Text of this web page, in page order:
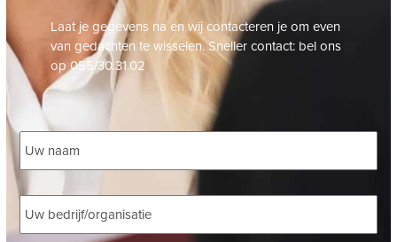
Laat je gegevens na en wij contacteren je om even
van gedachten te wisselen. Sneller contact: bel ons
op 055/30.31.02
Naam *
Bedrijf *